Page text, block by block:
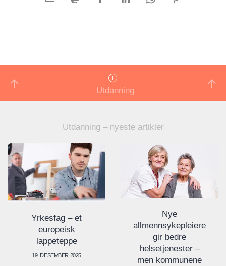
Utdanning
Utdanning – nyeste artikler
Yrkesfag – et
europeisk
lappeteppe
19. DESEMBER 2025
Nye
allmennsykepleiere
gir bedre
helsetjenester –
men kommunene